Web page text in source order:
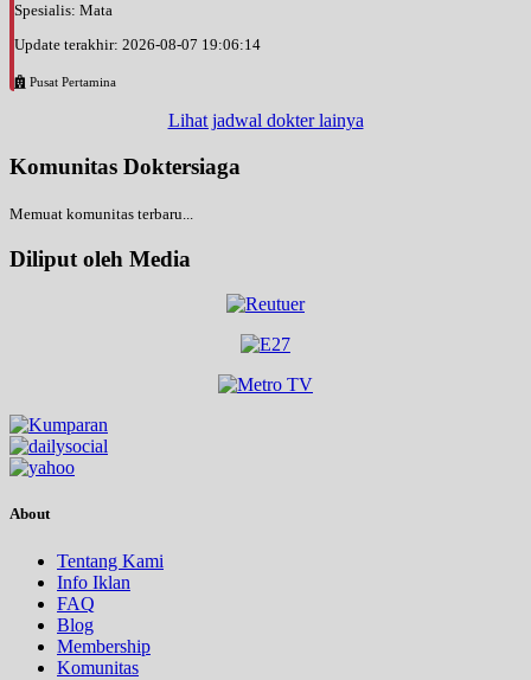
Spesialis: Mata
Update terakhir: 2026-08-07 19:06:14
Pusat Pertamina
Lihat jadwal dokter lainya
Komunitas Doktersiaga
Memuat komunitas terbaru...
Diliput oleh Media
About
Tentang Kami
Info Iklan
FAQ
Blog
Membership
Komunitas